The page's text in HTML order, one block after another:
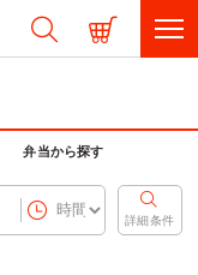
弁当から探す
詳細条件